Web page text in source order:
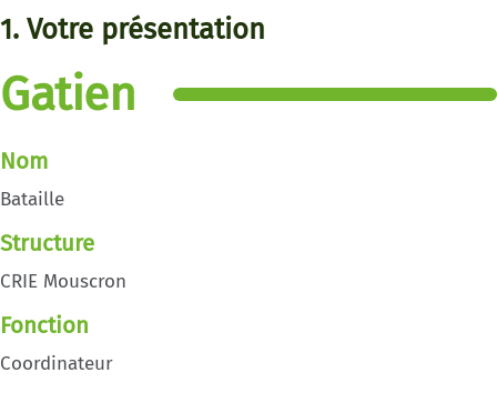
1. Votre présentation
Gatien
Nom
Bataille
Structure
CRIE Mouscron
Fonction
Coordinateur